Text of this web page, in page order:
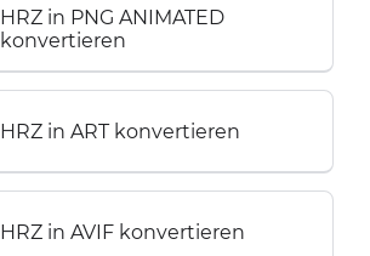
HRZ in PNG ANIMATED
konvertieren
HRZ in ART konvertieren
HRZ in AVIF konvertieren